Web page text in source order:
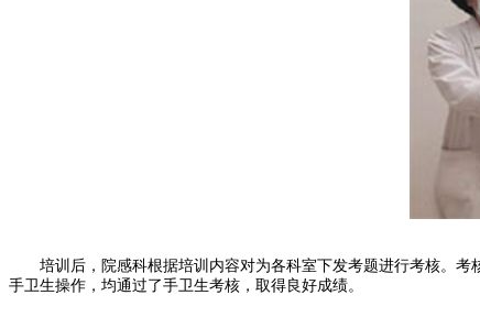
培训后，院感科根据培训内容对为各科室下发考题进行考核。考
手卫生操作，均通过了手卫生考核，取得良好成绩。